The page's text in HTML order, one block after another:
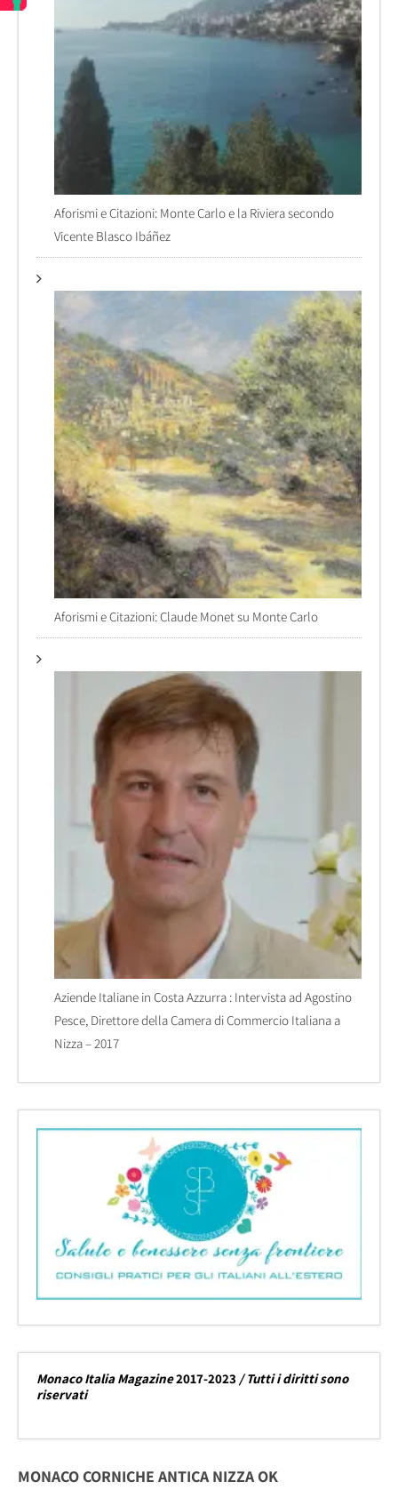
Aforismi e Citazioni: Monte Carlo e la Riviera secondo
Vicente Blasco Ibáñez
Aforismi e Citazioni: Claude Monet su Monte Carlo
Aziende Italiane in Costa Azzurra : Intervista ad Agostino
Pesce, Direttore della Camera di Commercio Italiana a
Nizza – 2017
Monaco Italia Magazine2017-2023 / Tutti i diritti sono
riservati
MONACO CORNICHE ANTICA NIZZA OK